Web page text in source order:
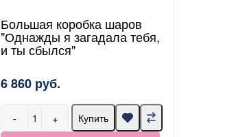
Большая коробка шаров
"Однажды я загадала тебя,
и ты сбылся"
6 860 руб.
- +
Купить